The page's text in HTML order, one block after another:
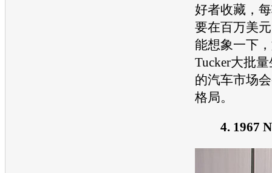
好者收藏，
要在百万美
能想象一下
Tucker大批
的汽车市场
格局。
4. 1967